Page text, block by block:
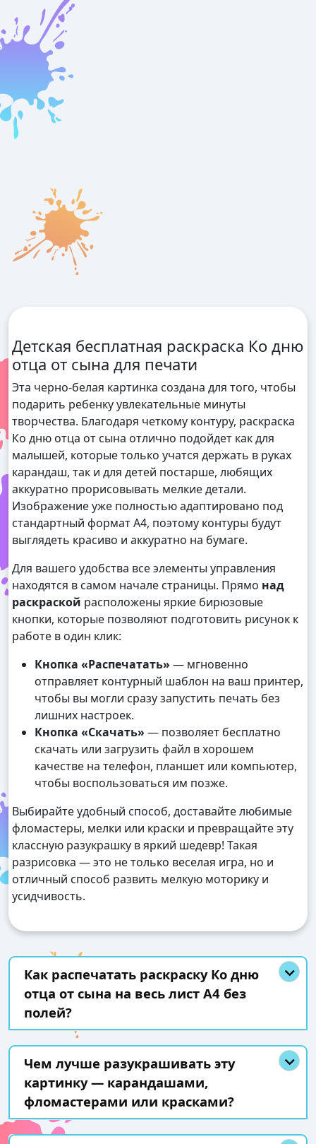
Детская бесплатная раскраска Ко дню
отца от сына для печати
Эта черно-белая картинка создана для того, чтобы
подарить ребенку увлекательные минуты
творчества. Благодаря четкому контуру, раскраска
Ко дню отца от сына отлично подойдет как для
малышей, которые только учатся держать в руках
карандаш, так и для детей постарше, любящих
аккуратно прорисовывать мелкие детали.
Изображение уже полностью адаптировано под
стандартный формат А4, поэтому контуры будут
выглядеть красиво и аккуратно на бумаге.
Для вашего удобства все элементы управления
находятся в самом начале страницы. Прямо над
раскраской расположены яркие бирюзовые
кнопки, которые позволяют подготовить рисунок к
работе в один клик:
Кнопка «Распечатать» — мгновенно
отправляет контурный шаблон на ваш принтер,
чтобы вы могли сразу запустить печать без
лишних настроек.
Кнопка «Скачать» — позволяет бесплатно
скачать или загрузить файл в хорошем
качестве на телефон, планшет или компьютер,
чтобы воспользоваться им позже.
Выбирайте удобный способ, доставайте любимые
фломастеры, мелки или краски и превращайте эту
классную разукрашку в яркий шедевр! Такая
разрисовка — это не только веселая игра, но и
отличный способ развить мелкую моторику и
усидчивость.
Как распечатать раскраску Ко дню
отца от сына на весь лист А4 без
полей?
Чем лучше разукрашивать эту
картинку — карандашами,
фломастерами или красками?